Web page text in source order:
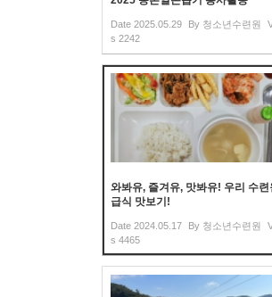
Date 2025.05.29 By 청소년수련원
s 2242
와봐유, 즐겨유, 맛봐유! 우리 수련
급식 맛보기!
Date 2024.05.17 By 청소년수련원
s 4465